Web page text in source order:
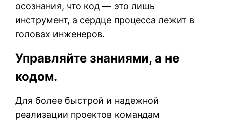
осознания, что код — это лишь
инструмент, а сердце процесса лежит в
головах инженеров.
Управляйте знаниями, а не
кодом.
Для более быстрой и надежной
реализации проектов командам